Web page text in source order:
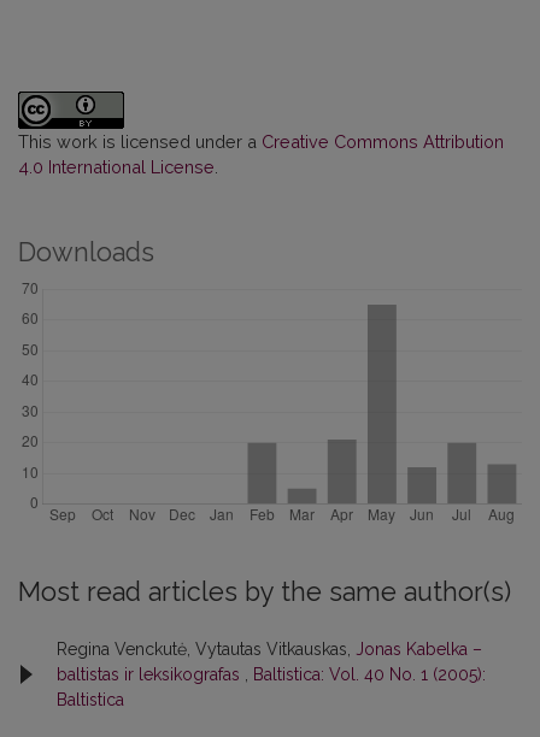
This work is licensed under a Creative Commons Attribution
4.0 International License
Downloads
Most read articles by the same author(s)
Regina Venckutė, Vytautas Vitkauskas,
Jonas Kabelka –
baltistas ir leksikografas
Baltistica: Vol. 40 No. 1 (2005):
Baltistica